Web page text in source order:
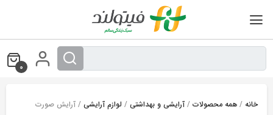
0
خانه / همه محصولات / آرایشی و بهداشتی / لوازم آرایشی / آرایش صورت